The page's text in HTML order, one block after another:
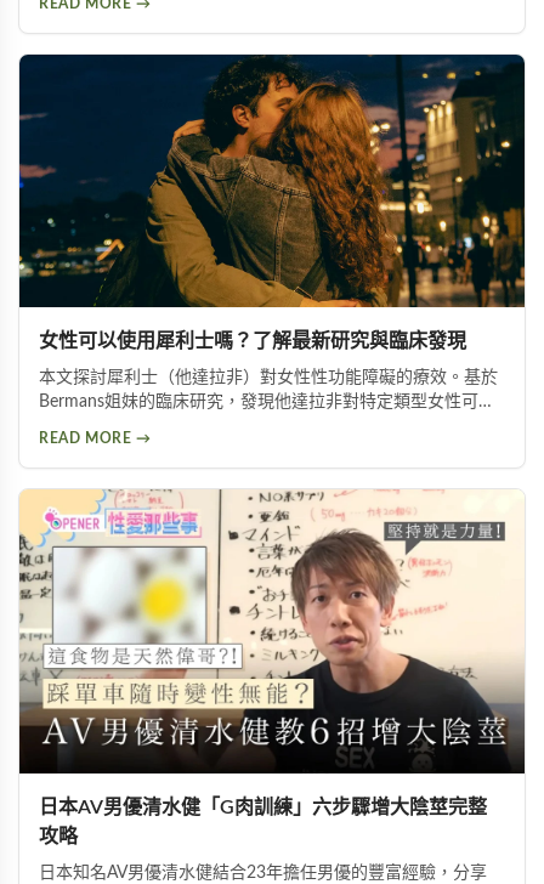
READ MORE →
女性可以使用犀利士嗎？了解最新研究與臨床發現
本文探討犀利士（他達拉非）對女性性功能障礙的療效。基於
Bermans姐妹的臨床研究，發現他達拉非對特定類型女性可改
READ MORE →
日本AV男優清水健「G肉訓練」六步驟增大陰莖完整
攻略
日本知名AV男優清水健結合23年擔任男優的豐富經驗，分享